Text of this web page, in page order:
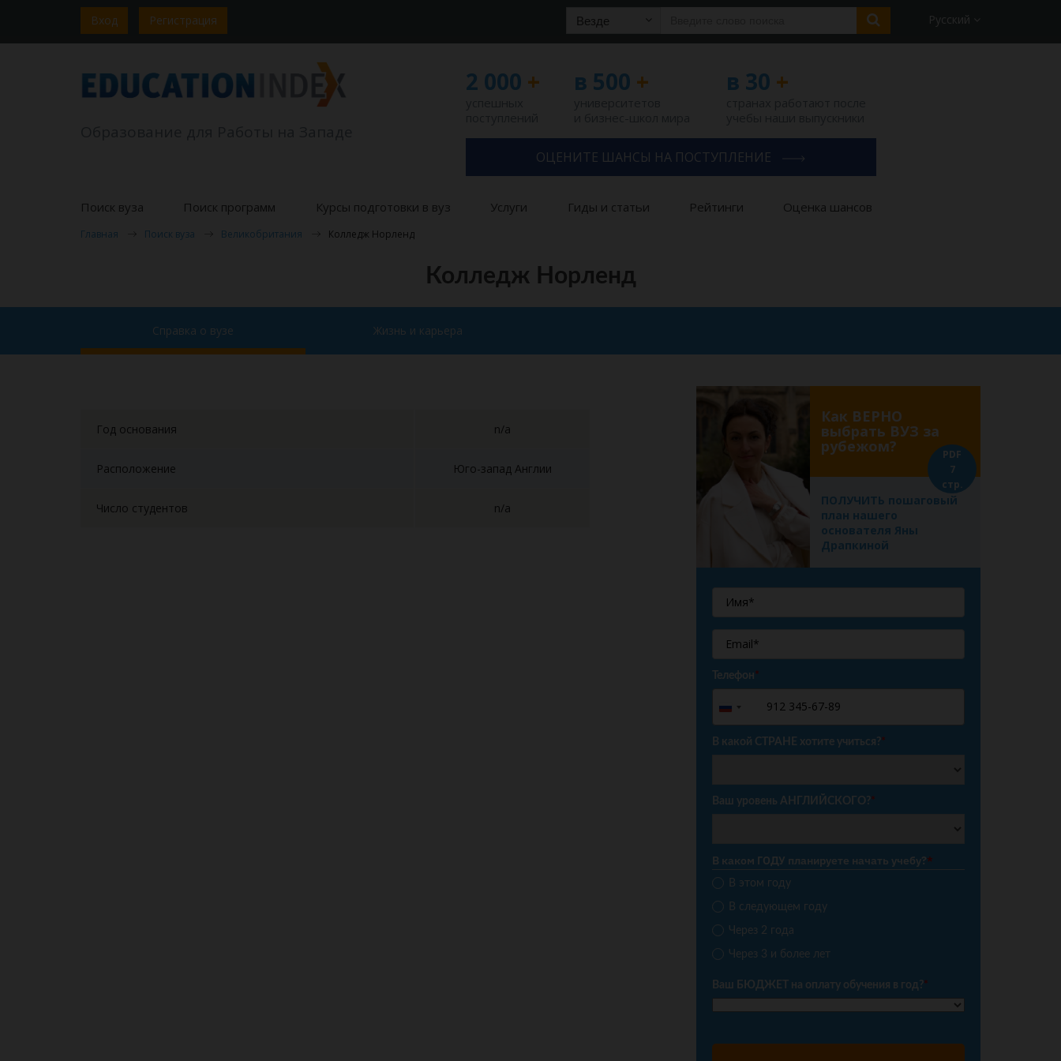
Вход Регистрация Везде Русский
2 000 + в 500 + в 30 +
ОЦЕНИТЕ ШАНСЫ НА ПОСТУПЛЕНИЕ
Поиск вуза Поиск программ Курсы подготовки в вуз Услуги Гиды и статьи Рейтинги Оценка шансов
Главная Поиск вуза Великобритания Колледж Норленд
Колледж Норленд
Справка о вузе Жизнь и карьера
Год основания n/a
Расположение Юго-запад Англии
Число студентов n/a
Как ВЕРНО
выбрать ВУЗ за
рубежом?
ПОЛУЧИТЬ пошаговый
план нашего
основателя Яны
Драпкиной
PDF
7
стр.
Телефон*
Russia
+7
В какой СТРАНЕ хотите учиться?*
Ваш уровень АНГЛИЙСКОГО?*
В каком ГОДУ планируете начать учебу?*
В этом году
В следующем году
Через 2 года
Через 3 и более лет
Ваш БЮДЖЕТ на оплату обучения в год?*